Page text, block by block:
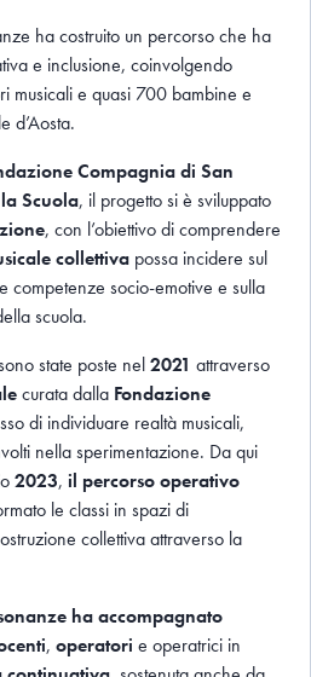
ha costruito un percorso che ha
e inclusione, coinvolgendo
musicali e quasi 700 bambine e
d’Aosta.
Compagnia di San
Scuola, il progetto si è sviluppato
, con l’obiettivo di comprendere
collettiva possa incidere sul
competenze socio-emotive e sulla
scuola.
state poste nel2021 attraverso
curata dalla Fondazione
di individuare realtà musicali,
nella sperimentazione. Da qui
2023, il percorso operativo
le classi in spazi di
collettiva attraverso la
ha accompagnato
, operatori e operatrici in